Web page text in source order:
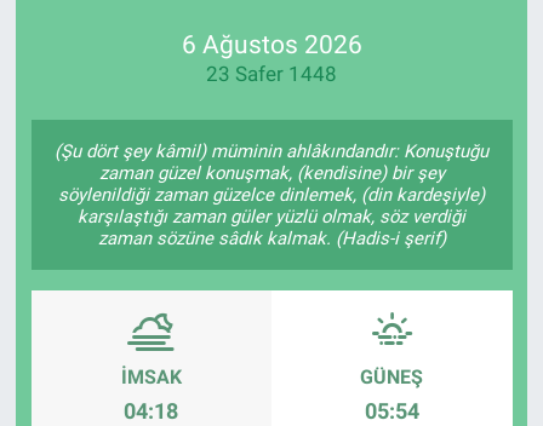
6 Ağustos 2026
23 Safer 1448
(Şu dört şey kâmil) müminin ahlâkındandır: Konuştuğu
zaman güzel konuşmak, (kendisine) bir şey
söylenildiği zaman güzelce dinlemek, (din kardeşiyle)
karşılaştığı zaman güler yüzlü olmak, söz verdiği
zaman sözüne sâdık kalmak. (Hadis-i şerif)
İMSAK
04:18
GÜNEŞ
05:54
SPOR
ASAYİŞ